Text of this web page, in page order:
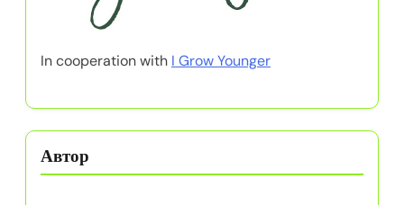
In cooperation with I Grow Younger
Автор